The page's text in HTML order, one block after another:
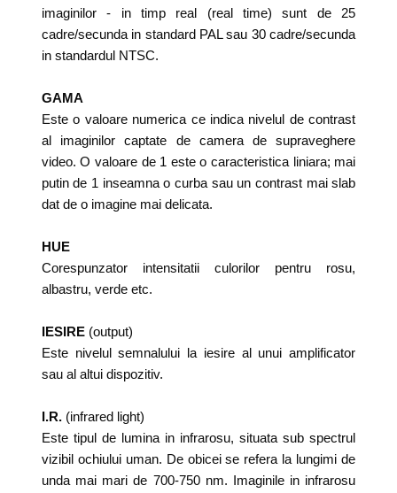
imaginilor - in timp real (real time) sunt de 25
cadre/secunda in standard PAL sau 30 cadre/secunda
in standardul NTSC.
GAMA
Este o valoare numerica ce indica nivelul de contrast
al imaginilor captate de camera de supraveghere
video. O valoare de 1 este o caracteristica liniara; mai
putin de 1 inseamna o curba sau un contrast mai slab
dat de o imagine mai delicata.
HUE
Corespunzator intensitatii culorilor pentru rosu,
albastru, verde etc.
IESIRE(output)
Este nivelul semnalului la iesire al unui amplificator
sau al altui dispozitiv.
I.R.(infrared light)
Este tipul de lumina in infrarosu, situata sub spectrul
vizibil ochiului uman. De obicei se refera la lungimi de
unda mai mari de 700-750 nm. Imaginile in infrarosu